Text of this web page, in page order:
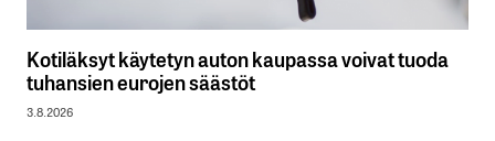
Kotiläksyt käytetyn auton kaupassa voivat tuoda
tuhansien eurojen säästöt
3.8.2026